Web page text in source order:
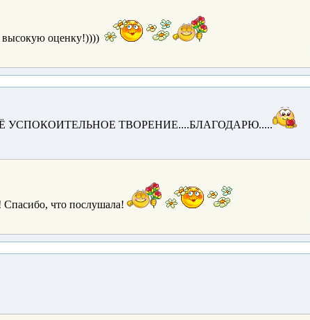
высокую оценку!))))
УСПОКОИТЕЛЬНОЕ ТВОРЕНИЕ....БЛАГОДАРЮ.....
что послушала!